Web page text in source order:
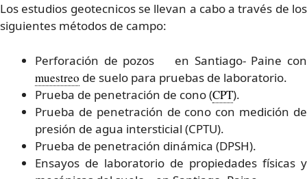
Los estudios geotecnicos se llevan a cabo a través de los
siguientes métodos de campo:
Perforación de pozos en Santiago- Paine con
muestreo de suelo para pruebas de laboratorio.
Prueba de penetración de cono (CPT).
Prueba de penetración de cono con medición de
presión de agua intersticial (CPTU).
Prueba de penetración dinámica (DPSH).
Ensayos de laboratorio de propiedades físicas y